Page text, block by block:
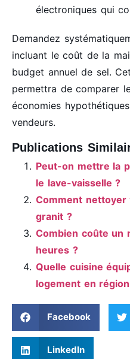
électroniques qui
Demandez
incluant le coût de la
budget annuel de sel.
permettra de comparer
économies
vendeurs.
Publications
Peut-on mettre la
le lave-vaisselle ?
Comment nettoyer
granit ?
Combien coûte un
heures ?
Quelle cuisine
logement en
Facebook
LinkedIn